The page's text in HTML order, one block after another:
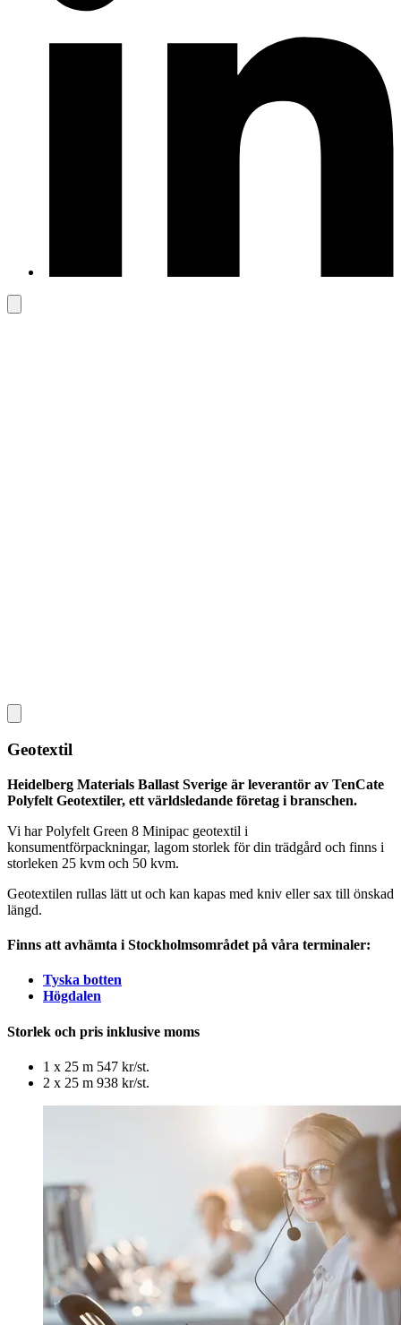
Geotextil
Heidelberg Materials Ballast Sverige är leverantör av TenCate
Polyfelt Geotextiler, ett världsledande företag i branschen.
Vi har Polyfelt Green 8 Minipac geotextil i
konsumentförpackningar, lagom storlek för din trädgård och finns i
storleken 25 kvm och 50 kvm.
Geotextilen rullas lätt ut och kan kapas med kniv eller sax till önskad
längd.
Finns att avhämta i Stockholmsområdet på våra terminaler:
Tyska botten
Högdalen
Storlek och pris inklusive moms
1 x 25 m 547 kr/st.
2 x 25 m 938 kr/st.